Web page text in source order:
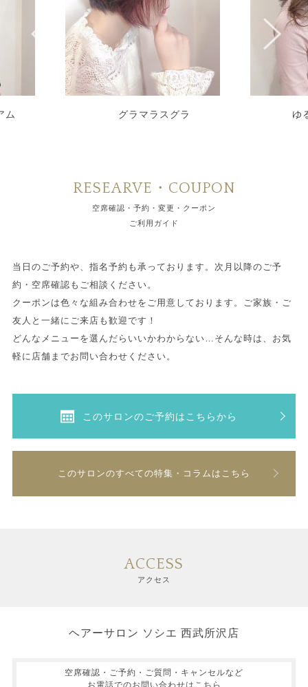
ム グラマラスグラ ゆ
RESEARVE・COUPON
空席確認・予約・変更・クーポン
ご利用ガイド
当日のご予約や、指名予約も承っております。次月以降のご予
約・空席確認もご相談ください。
クーポンは色々な組み合わせをご用意しております。ご家族・ご
友人と一緒にご来店も歓迎です！
どんなメニューを選んだらいいかわからない…そんな時は、お気
軽に店舗までお問い合わせください。
このサロンのご予約はこちらから
このサロンのすべての特集・コラムはこちら
ACCESS
アクセス
ヘアーサロン ソシエ 西武所沢店
空席確認・ご予約・ご質問・キャンセルなど
お電話でのお問い合わせはこちら